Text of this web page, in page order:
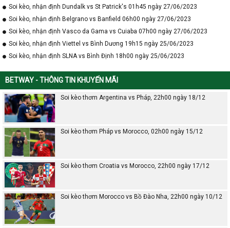
Soi kèo, nhận định Dundalk vs St Patrick's 01h45 ngày 27/06/2023
Soi kèo, nhận định Belgrano vs Banfield 06h00 ngày 27/06/2023
Soi kèo, nhận định Vasco da Gama vs Cuiaba 07h00 ngày 27/06/2023
Soi kèo, nhận định Viettel vs Bình Dương 19h15 ngày 25/06/2023
Soi kèo, nhận định SLNA vs Bình Định 18h00 ngày 25/06/2023
BETWAY - THÔNG TIN KHUYẾN MÃI
Soi kèo thơm Argentina vs Pháp, 22h00 ngày 18/12
Soi kèo thơm Pháp vs Morocco, 02h00 ngày 15/12
Soi kèo thơm Croatia vs Morocco, 22h00 ngày 17/12
Soi kèo thơm Morocco vs Bồ Đào Nha, 22h00 ngày 10/12